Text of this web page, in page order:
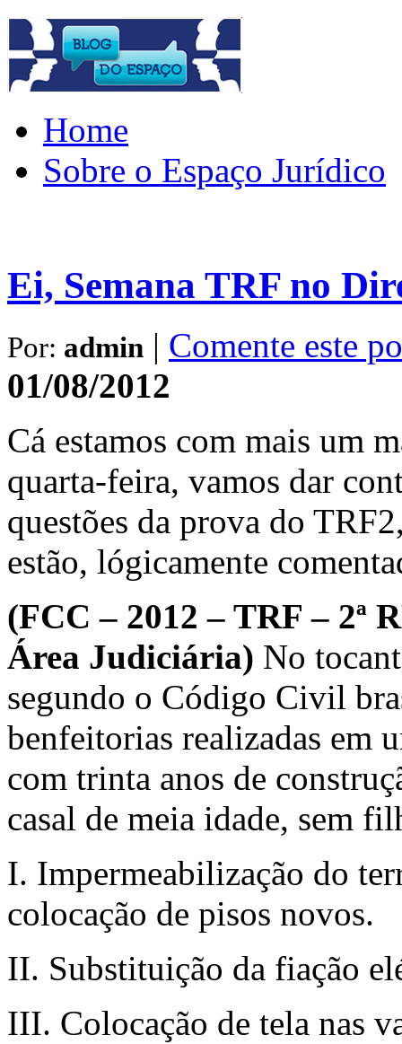
Home
Sobre o Espaço Jurídico
Ei, Semana TRF no
Por: admin | Comente este
01/08/2012
Cá estamos com mais um
quarta-feira, vamos dar
questões da prova do
estão, lógicamente
(FCC – 2012 – TRF – 2ª
Área Judiciária) No
segundo o Código Civil
benfeitorias realizadas em
com trinta anos de
casal de meia idade, sem
I. Impermeabilização do
colocação de pisos novos.
II. Substituição da fiação
III. Colocação de tela nas